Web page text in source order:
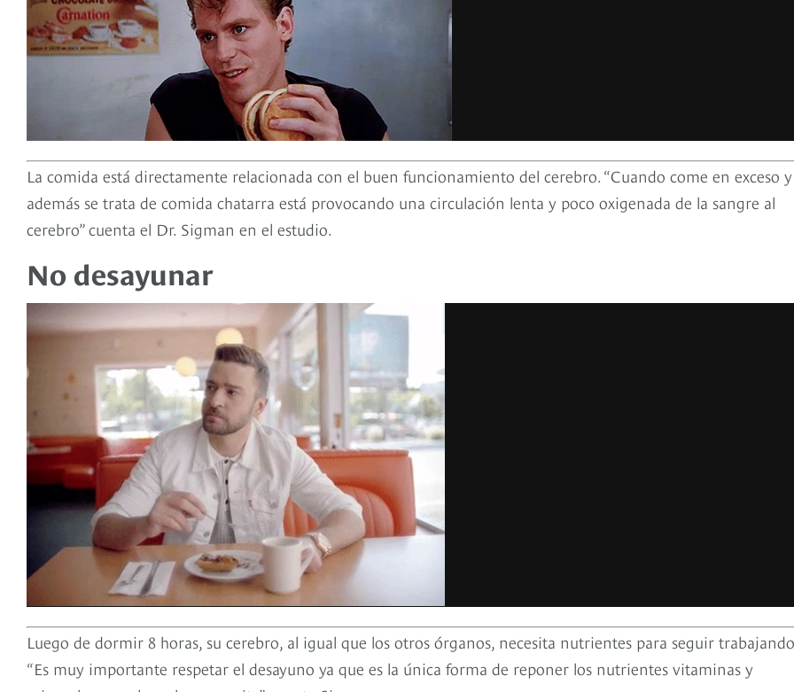
La comida está directamente relacionada con el buen funcionamiento del cerebro. “Cuando come en exceso y
además se trata de comida chatarra está provocando una circulación lenta y poco oxigenada de la sangre al
cerebro” cuenta el Dr. Sigman en el estudio.
No desayunar
Luego de dormir 8 horas, su cerebro, al igual que los otros órganos, necesita nutrientes para seguir
“Es muy importante respetar el desayuno ya que es la única forma de reponer los nutrientes vitaminas y